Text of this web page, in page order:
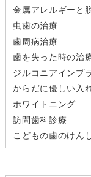
金属アレルギーと
虫歯の治療
歯周病治療
歯を失った時の治
ジルコニアインプ
からだに優しい入
ホワイトニング
訪問歯科診療
こどもの歯のけん